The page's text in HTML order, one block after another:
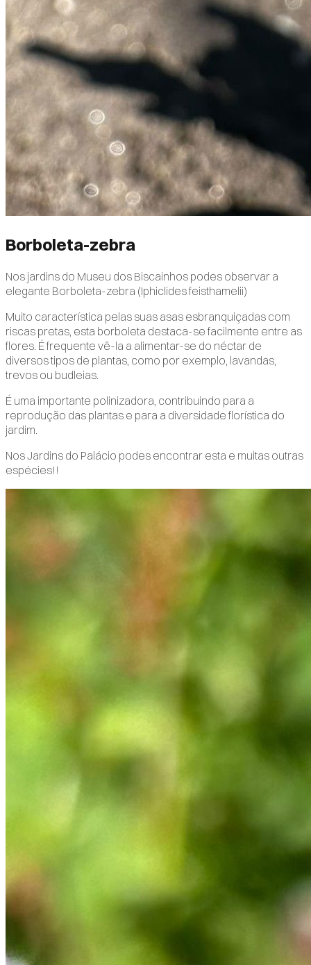
Borboleta-zebra
Nos jardins do Museu dos Biscainhos podes observar a
elegante Borboleta-zebra (Iphiclides feisthamelii)
Muito característica pelas suas asas esbranquiçadas com
riscas pretas, esta borboleta destaca-se facilmente entre as
flores. É frequente vê-la a alimentar-se do néctar de
diversos tipos de plantas, como por exemplo, lavandas,
trevos ou budleias.
É uma importante polinizadora, contribuindo para a
reprodução das plantas e para a diversidade florística do
jardim.
Nos Jardins do Palácio podes encontrar esta e muitas outras
espécies!!